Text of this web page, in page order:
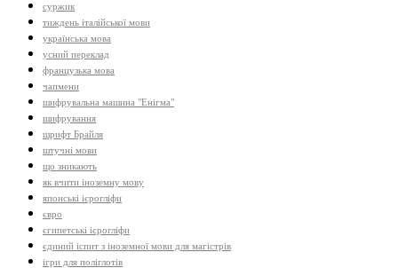
суржик
тиждень італійської мови
українська мова
усний переклад
французька мова
чапмени
шифрувальна машина "Енігма"
шифрування
шрифт Брайля
штучні мови
що зникають
як вчити іноземну мову
японські ієрогліфи
євро
єгипетські ієрогліфи
єдиний іспит з іноземної мови для магістрів
ігри для поліглотів